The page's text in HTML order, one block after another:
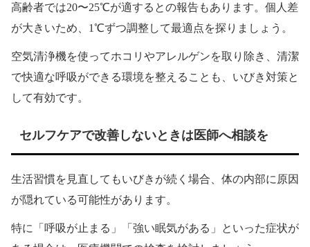
高齢者では20〜25℃が適するとの報告もあります。個人差
が大きいため、1℃ずつ調整して最適点を探りましょう。
空気清浄機を使ってホコリやアレルゲンを取り除き、清潔
で快適な呼吸ができる環境を整えることも、いびき対策と
して有効です。
セルフケアで改善しないときは医師へ相談を
生活習慣を見直してもいびきが続く場合、体の内部に原因
が隠れている可能性があります。
特に「呼吸が止まる」「強い眠気がある」といった症状が